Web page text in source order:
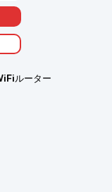
ルーター